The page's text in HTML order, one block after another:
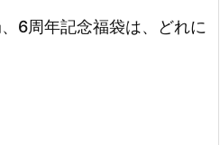
6周年記念福袋は、どれに